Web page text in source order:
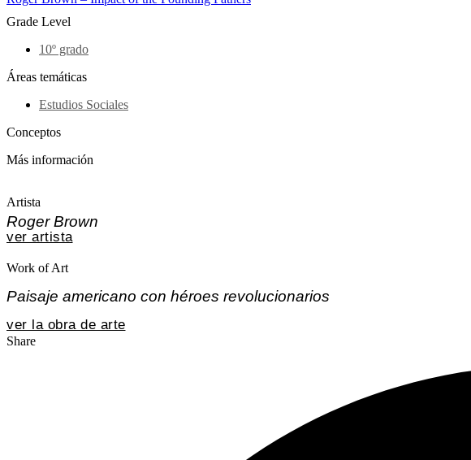
Grade Level
10º grado
Áreas temáticas
Estudios Sociales
Conceptos
Más información
Artista
Roger Brown
ver artista
Work of Art
Paisaje americano con héroes revolucionarios
ver la obra de arte
Share